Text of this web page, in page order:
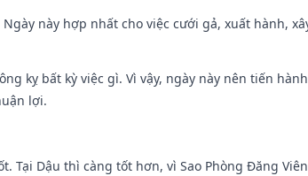
này hợp nhất cho việc cưới gả, xuất hành,
kỵ bất kỳ việc gì. Vì vậy, ngày này nên tiến
lợi.
Tại Dậu thì càng tốt hơn, vì Sao Phòng Đăng